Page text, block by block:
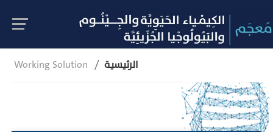
Working Solution الرئيسية